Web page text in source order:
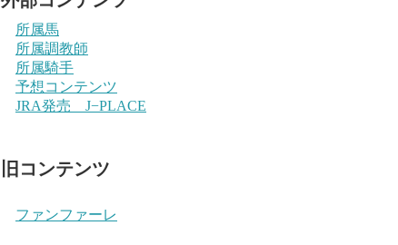
所属馬
所属調教師
所属騎手
予想コンテンツ
JRA発売 J−PLACE
旧コンテンツ
ファンファーレ